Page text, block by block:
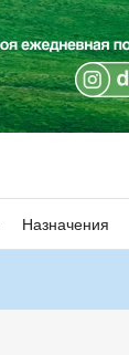
Назначения